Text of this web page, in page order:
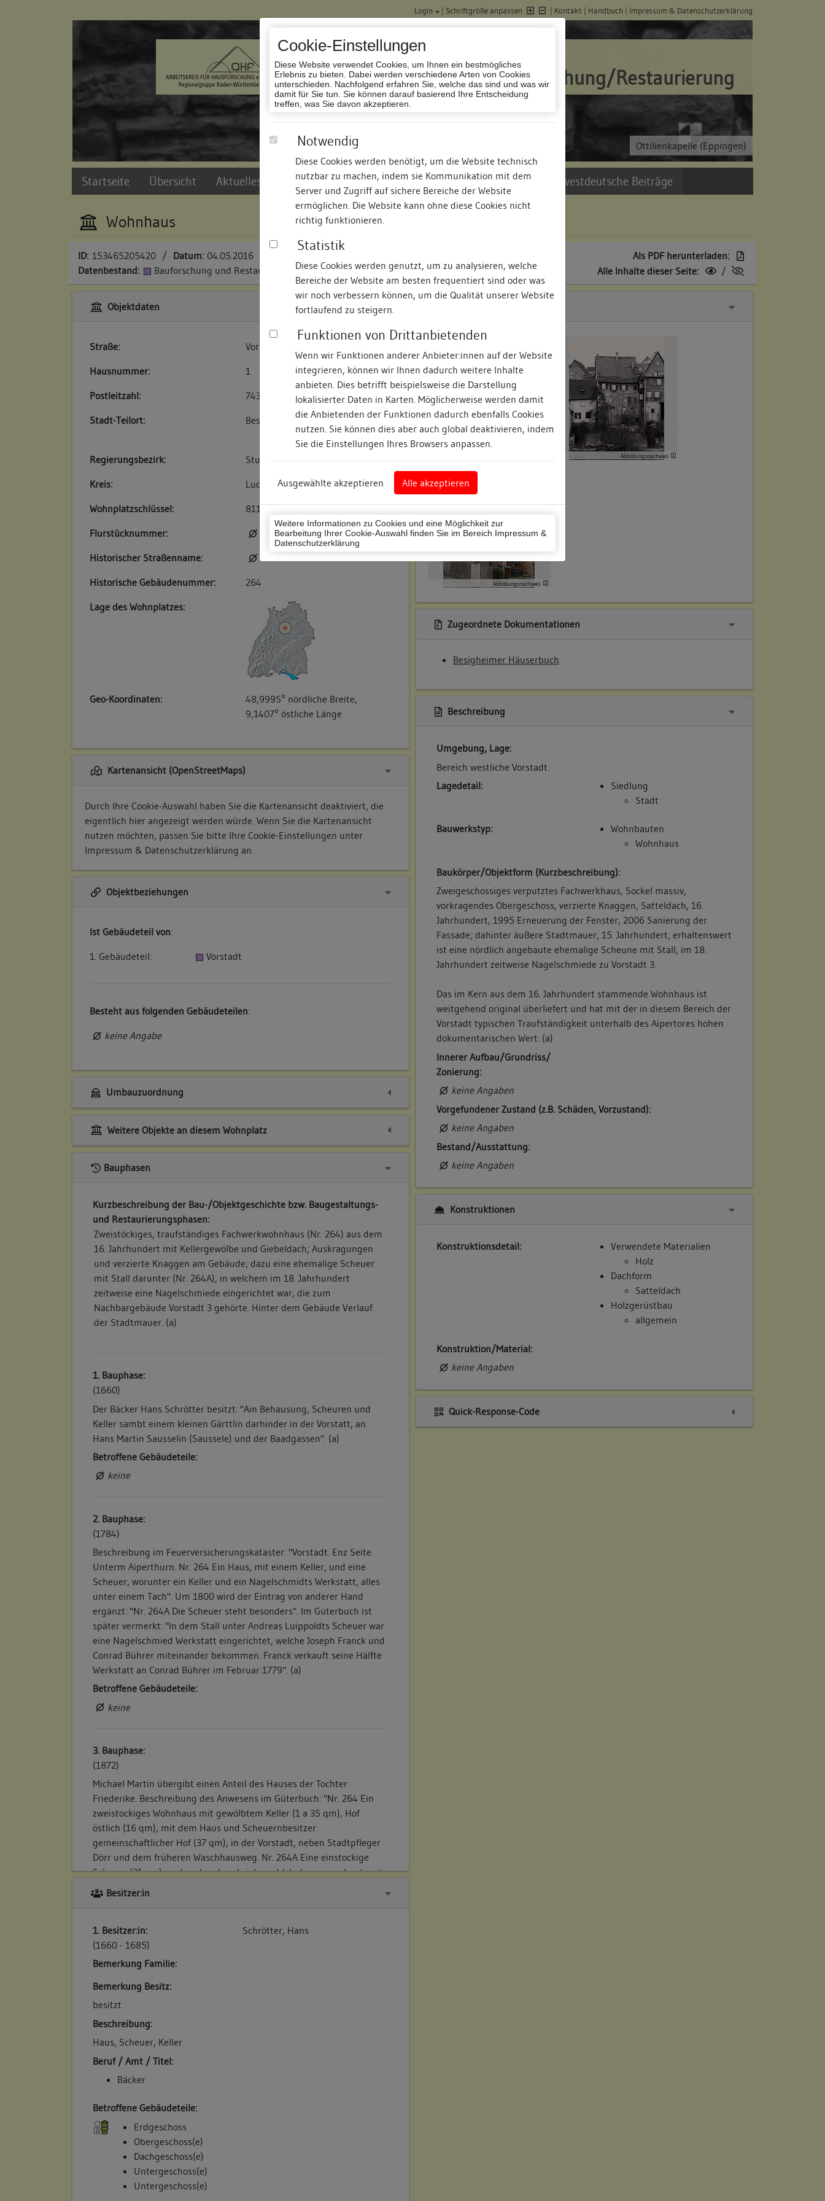
Cookie-Einstellungen
Diese Website verwendet Cookies, um Ihnen ein bestmögliches
Erlebnis zu bieten. Dabei werden verschiedene Arten von Cookies
unterschieden. Nachfolgend erfahren Sie, welche das sind und was wir
damit für Sie tun. Sie können darauf basierend Ihre Entscheidung
treffen, was Sie davon akzeptieren.
Notwendig
Diese Cookies werden benötigt, um die Website technisch
nutzbar zu machen, indem sie Kommunikation mit dem
Server und Zugriff auf sichere Bereiche der Website
ermöglichen. Die Website kann ohne diese Cookies nicht
richtig funktionieren.
Statistik
Diese Cookies werden genutzt, um zu analysieren, welche
Bereiche der Website am besten frequentiert sind oder was
wir noch verbessern können, um die Qualität unserer Website
fortlaufend zu steigern.
Funktionen von Drittanbietenden
Wenn wir Funktionen anderer Anbieter:innen auf der Website
integrieren, können wir Ihnen dadurch weitere Inhalte
anbieten. Dies betrifft beispielsweise die Darstellung
lokalisierter Daten in Karten. Möglicherweise werden damit
die Anbietenden der Funktionen dadurch ebenfalls Cookies
nutzen. Sie können dies aber auch global deaktivieren, indem
Sie die Einstellungen Ihres Browsers anpassen.
Ausgewählte akzeptieren Alle akzeptieren
Weitere Informationen zu Cookies und eine Möglichkeit zur
Bearbeitung Ihrer Cookie-Auswahl finden Sie im Bereich Impressum &
Datenschutzerklärung
Login | Schriftgröße anpassen | Kontakt | Handbuch | Impressum & Datenschutzerklärung
Ottilienkapelle (Eppingen)
Datenbank Bauforschung/Restaurierung
Startseite Übersicht Aktuelles und Termine Suche Freie Bauforscher:innen Südwestdeutsche Beiträge
Wohnhaus
ID: 153465205420 / Datum: 04.05.2016
Datenbestand:
Bauforschung und Restaurierung
Als PDF herunterladen:
Alle Inhalte dieser Seite:
/
Objektdaten
Straße:
Vorstadt
Hausnummer:
1
Postleitzahl:
74354
Stadt-Teilort:
Besigheim
Regierungsbezirk:
Stuttgart
Kreis:
Ludwigsburg (Landkreis)
Wohnplatzschlüssel:
8118007001
Flurstücknummer:
keine
Historischer Straßenname:
keiner
Historische Gebäudenummer:
264
Lage des Wohnplatzes:
Geo-Koordinaten:
48,9995° nördliche Breite,
9,1407° östliche Länge
Kartenansicht (OpenStreetMaps)
Durch Ihre Cookie-Auswahl haben Sie die Kartenansicht deaktiviert, die
eigentlich hier angezeigt werden würde. Wenn Sie die Kartenansicht
nutzen möchten, passen Sie bitte Ihre Cookie-Einstellungen unter
Impressum & Datenschutzerklärung an.
Objektbeziehungen
Ist Gebäudeteil von:
1. Gebäudeteil:
Vorstadt
Besteht aus folgenden Gebäudeteilen:
keine Angabe
Umbauzuordnung
Weitere Objekte an diesem Wohnplatz
Bauphasen
Kurzbeschreibung der Bau-/Objektgeschichte bzw. Baugestaltungs-
und Restaurierungsphasen:
Zweistöckiges, traufständiges Fachwerkwohnhaus (Nr. 264) aus dem
16. Jahrhundert mit Kellergewölbe und Giebeldach; Auskragungen
und verzierte Knaggen am Gebäude; dazu eine ehemalige Scheuer
mit Stall darunter (Nr. 264A), in welchem im 18. Jahrhundert
zeitweise eine Nagelschmiede eingerichtet war, die zum
Nachbargebäude Vorstadt 3 gehörte. Hinter dem Gebäude Verlauf
der Stadtmauer. (a)
1. Bauphase:
(1660)
Der Bäcker Hans Schrötter besitzt: "Ain Behausung, Scheuren und
Keller sambt einem kleinen Gärttlin darhinder in der Vorstatt, an
Hans Martin Sausselin (Saussele) und der Baadgassen". (a)
Betroffene Gebäudeteile:
keine
2. Bauphase:
(1784)
Beschreibung im Feuerversicherungskataster: "Vorstadt. Enz Seite.
Unterm Aiperthurn. Nr. 264 Ein Haus, mit einem Keller, und eine
Scheuer, worunter ein Keller und ein Nagelschmidts Werkstatt, alles
unter einem Tach". Um 1800 wird der Eintrag von anderer Hand
ergänzt: "Nr. 264A Die Scheuer steht besonders". Im Güterbuch ist
später vermerkt: "In dem Stall unter Andreas Luippoldts Scheuer war
eine Nagelschmied Werkstatt eingerichtet, welche Joseph Franck und
Conrad Bührer miteinander bekommen. Franck verkauft seine Hälfte
Werkstatt an Conrad Bührer im Februar 1779". (a)
Betroffene Gebäudeteile:
keine
3. Bauphase:
(1872)
Michael Martin übergibt einen Anteil des Hauses der Tochter
Friederike. Beschreibung des Anwesens im Güterbuch: "Nr. 264 Ein
zweistockiges Wohnhaus mit gewölbtem Keller (1 a 35 qm), Hof
östlich (16 qm), mit dem Haus und Scheuernbesitzer
gemeinschaftlicher Hof (37 qm), in der Vorstadt, neben Stadtpfleger
Dörr und dem früheren Waschhausweg. Nr. 264A Eine einstockige
Scheuer (21 qm) an das oben beschriebene Wohnhaus angebaut, mit
gewölbtem Keller". Der Gewölbekeller unter der Scheuer gehört
zeitweise anderen Eigentümern, die nicht im Haus wohnen. (a)
keine
Besitzer:in
1. Besitzer:in:
(1660 - 1685)
Schrötter, Hans
Bemerkung Familie:
Bemerkung Besitz:
besitzt
Beschreibung:
Haus, Scheuer, Keller
Beruf / Amt / Titel:
Bäcker
Betroffene Gebäudeteile:
Erdgeschoss
Obergeschoss(e)
Dachgeschoss(e)
Untergeschoss(e)
Untergeschoss(e)
Abbildungsnachweis
Abbildungsnachweis
Zugeordnete Dokumentationen
Besigheimer Häuserbuch
Beschreibung
Umgebung, Lage:
Bereich westliche Vorstadt.
Lagedetail:
Siedlung
Stadt
Bauwerkstyp:
Wohnbauten
Wohnhaus
Baukörper/Objektform (Kurzbeschreibung):
Zweigeschossiges verputztes Fachwerkhaus, Sockel massiv,
vorkragendes Obergeschoss, verzierte Knaggen, Satteldach, 16.
Jahrhundert, 1995 Erneuerung der Fenster, 2006 Sanierung der
Fassade; dahinter äußere Stadtmauer, 15. Jahrhundert; erhaltenswert
ist eine nördlich angebaute ehemalige Scheune mit Stall, im 18.
Jahrhundert zeitweise Nagelschmiede zu Vorstadt 3.
Das im Kern aus dem 16. Jahrhundert stammende Wohnhaus ist
weitgehend original überliefert und hat mit der in diesem Bereich der
Vorstadt typischen Traufständigkeit unterhalb des Aipertores hohen
dokumentarischen Wert. (a)
Innerer Aufbau/Grundriss/
Zonierung:
keine Angaben
Vorgefundener Zustand (z.B. Schäden, Vorzustand):
keine Angaben
Bestand/Ausstattung:
keine Angaben
Konstruktionen
Konstruktionsdetail:
Verwendete Materialien
Holz
Dachform
Satteldach
Holzgerüstbau
allgemein
Konstruktion/Material:
keine Angaben
Quick-Response-Code